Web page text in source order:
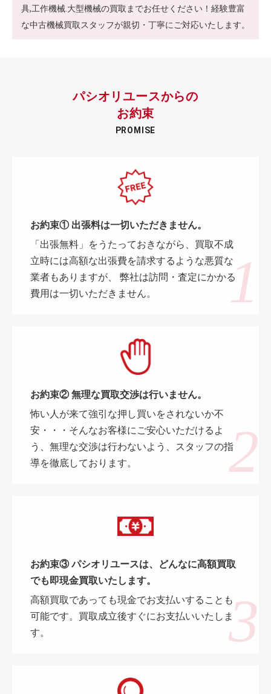
具,工作機械.大型機械の買取までお任せください！経験豊富
な中古機械買取スタッフが親切・丁寧にご対応いたします。
パシオリユースからの
お約束
PROMISE
お約束① 出張料は一切いただきません。
「出張無料」をうたっておきながら、買取不成
立時には高額な出張費を請求するような悪質な
業者もありますが、 弊社は訪問・査定にかかる
費用は一切いただきません。
お約束② 無理な買取交渉は行いません。
怖い人が来て強引な押し買いをされないか不
安・・・そんなお客様にご安心いただけるよ
う、無理な交渉は行わないよう、スタッフの指
導を徹底しております。
お約束③ パシオリユースは、どんなに高額買取
でも即現金買取いたします。
高額買取であっても現金でお支払いすることも
可能です。買取成立後すぐにお支払いいたしま
す。